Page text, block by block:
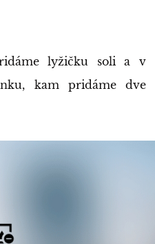
lyžičku soli a v
kam pridáme dve